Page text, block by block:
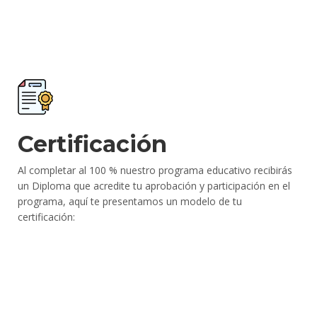
Certificación
Al completar al 100 % nuestro programa educativo recibirás
un Diploma que acredite tu aprobación y participación en el
programa, aquí te presentamos un modelo de tu
certificación: